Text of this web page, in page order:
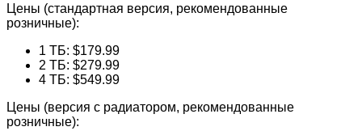
Цены (стандартная версия, рекомендованные
розничные):
1 ТБ: $179.99
2 ТБ: $279.99
4 ТБ: $549.99
Цены (версия с радиатором, рекомендованные
розничные):